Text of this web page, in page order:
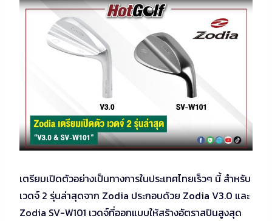
เตรียมเปิดตัวอย่างเป็นทางการในประเทศไทยเร็วๆ นี้ สำหรับ
เวดจ์ 2 รุ่นล่าสุดจาก Zodia ประกอบด้วย Zodia V3.0 และ
Zodia SV-W101 เวดจ์ที่ออกแบบให้สร้างอัตราสปินสูงสุด